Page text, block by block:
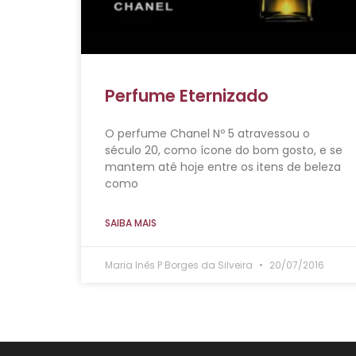
Perfume Eternizado
O perfume Chanel Nº 5 atravessou o
século 20, como ícone do bom gosto, e se
mantem até hoje entre os itens de beleza
como
SAIBA MAIS
Maria Inês P Borges da Silveira 20/07/2016